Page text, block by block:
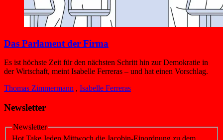
Das Parlament der Firma
Es ist höchste Zeit für den nächsten Schritt hin zur Demokratie in
der Wirtschaft, meint Isabelle Ferreras – und hat einen Vorschlag.
Thomas Zimmermann , Isabelle Ferreras
Newsletter
Newsletter